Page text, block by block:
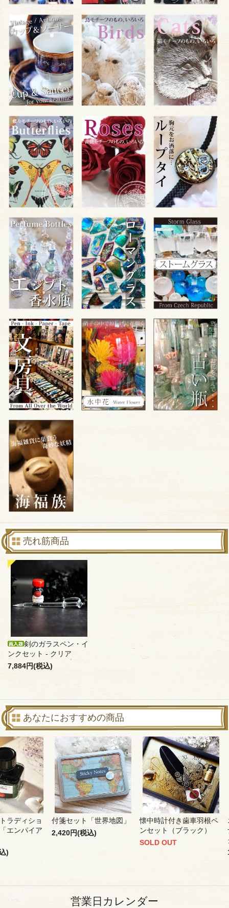
売れ筋商品
剣のガラスペン・イ
ンクセット - クリア
7,884円(税込)
あなたにおすすめの商品
ラディショ
エンパイア
)
付箋セット「世界地図」
2,420円(税込)
懐中時計付き歯車羽根ペ
ンセット（ブラック）
SOLD OUT
営業日カレンダー